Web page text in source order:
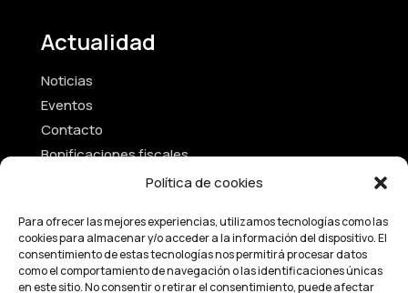
Política de cookies
Para ofrecer las mejores experiencias, utilizamos tecnologías como las
cookies para almacenar y/o acceder a la información del dispositivo. El
consentimiento de estas tecnologías nos permitirá procesar datos
como el comportamiento de navegación o las identificaciones únicas
en este sitio. No consentir o retirar el consentimiento, puede afectar
Actualidad
Noticias
Eventos
Contacto
Bonificaciones fiscales
Aviso Legal
Política de Privacidad